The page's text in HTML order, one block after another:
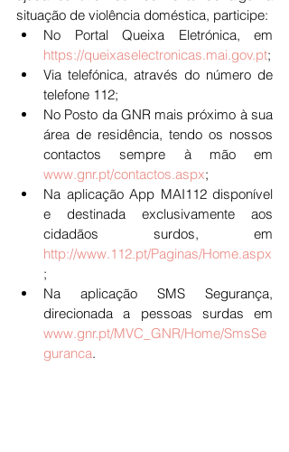
situação de violência doméstica, participe:
https://queixaselectronicas.mai.gov.pt;
Via telefónica, através do número de
telefone 112;
No Posto da GNR mais próximo à sua
área de residência, tendo os nossos
www.gnr.pt/contactos.aspx;
Na aplicação App MAI112 disponível
e destinada exclusivamente aos
http://www.112.pt/Paginas/Home.aspx
;
Na aplicação SMS Segurança,
www.gnr.pt/MVC_GNR/Home/SmsSe
guranca.